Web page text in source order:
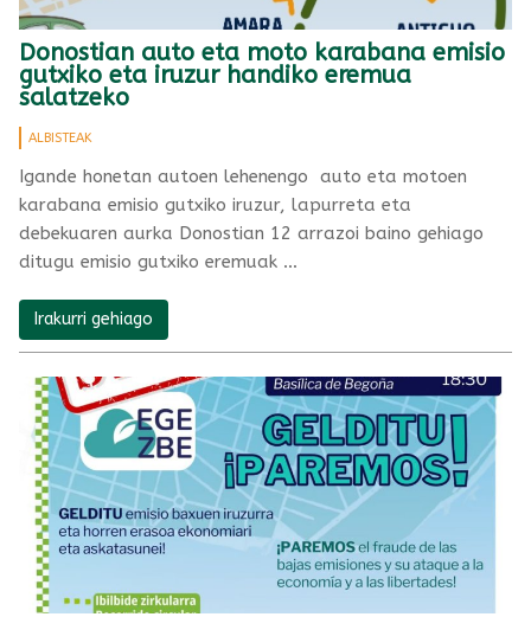
Donostian auto eta moto karabana emisio
gutxiko eta iruzur handiko eremua
salatzeko
ALBISTEAK
Igande honetan autoen lehenengo auto eta motoen
karabana emisio gutxiko iruzur, lapurreta eta
debekuaren aurka Donostian 12 arrazoi baino gehiago
ditugu emisio gutxiko eremuak …
Irakurri gehiago